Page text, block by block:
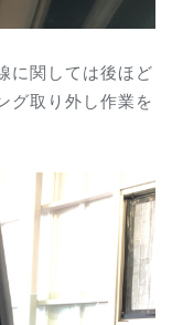
に関しては後ほど
グ取り外し作業を